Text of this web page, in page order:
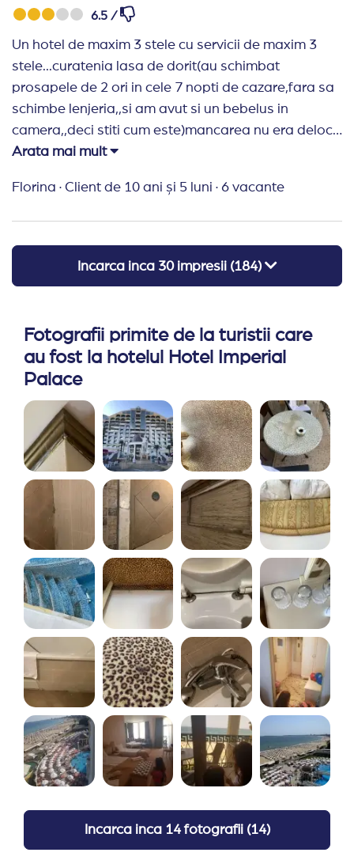
6.5 /
Un hotel de maxim 3 stele cu servicii de maxim 3
stele...curatenia lasa de dorit(au schimbat
prosapele de 2 ori in cele 7 nopti de cazare,fara sa
schimbe lenjeria,,si am avut si un bebelus in
camera,,deci stiti cum este)mancarea nu era deloc
variata si cozile de la baruri te facea sa te duci
doar in 3 nopti discoteca(2 ore) cu acelasi program,
Arata mai mult
Florina · Client de 10 ani și 5 luni · 6 vacante
Incarca inca 30impresii (184)
Fotografii primite de la turistii care
au fost la hotelul Hotel Imperial
Palace
Incarca inca 14 fotografii(14)